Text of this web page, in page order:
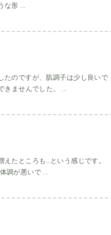
な形 ...
ですが、肌調子は少し良いで
きませんでした。 ...
たところも…という感じです。
調が悪いで ...